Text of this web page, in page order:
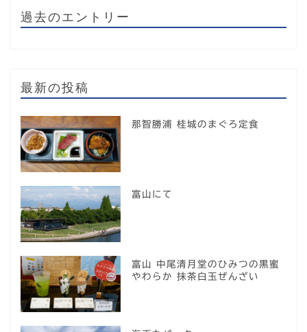
過去のエントリー
最新の投稿
那智勝浦 桂城のまぐろ定食
富山にて
富山 中尾清月堂のひみつの黒蜜
やわらか 抹茶白玉ぜんざい